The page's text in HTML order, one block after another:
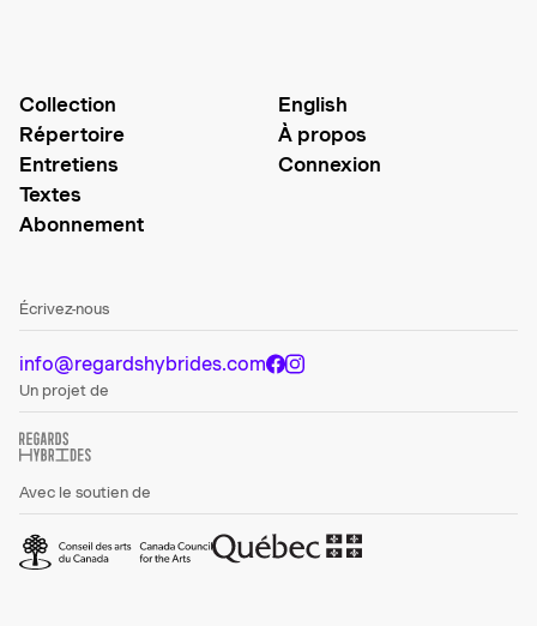
Collection
Répertoire
Entretiens
Textes
Abonnement
English
À propos
Connexion
Écrivez-nous
info@regardshybrides.com
Un projet de
Avec le soutien de